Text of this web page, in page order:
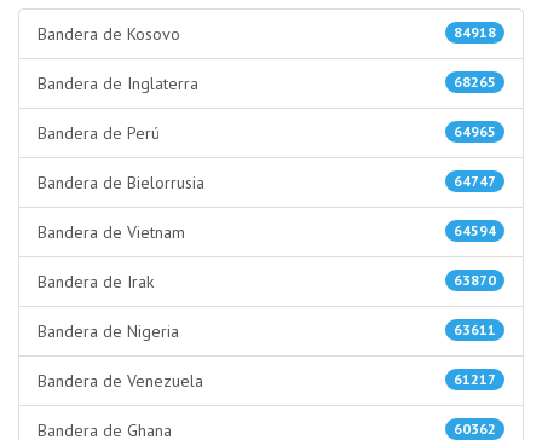
84918
Bandera de Kosovo
68265
Bandera de Inglaterra
64965
Bandera de Perú
64747
Bandera de Bielorrusia
64594
Bandera de Vietnam
63870
Bandera de Irak
63611
Bandera de Nigeria
61217
Bandera de Venezuela
60362
Bandera de Ghana